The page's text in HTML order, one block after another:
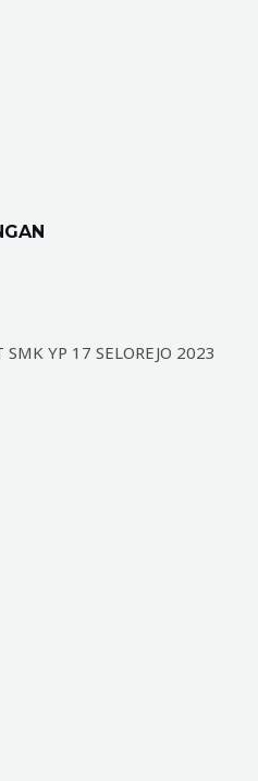
YP 17 SELOREJO 2023